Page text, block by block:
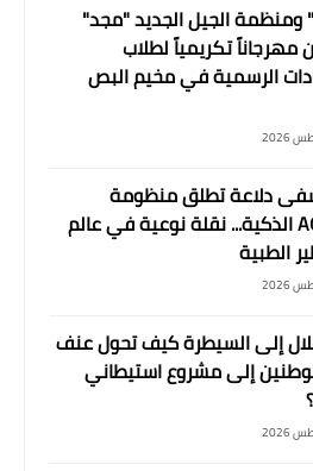
- مستشفى
في ورشة بعنوان
في صيدا والجوار
الجيل الجديد "مجد"
مهرجاناً تكريمياً لطلاب
الرسمية في مخيم البص
دلاعة تطلق منظومة
AOHUA الذكية... نقلة نوعية في عالم
الطبية
إلى السيطرة كيف تحول عنف
إلى مشروع استيطاني